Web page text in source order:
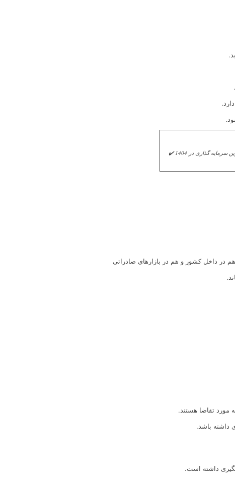
۱۰ خط تولیدی پرسود برای سرمایه‌گذاری در سال ۱۴۰۴ ✔️ سرمایه گذاری در خطوط تولیدی پر سود در سال 1404 ✔️ بهترین سرمایه گذاری در 1404 ✔️
در داخل کشور و هم در بازارهای صادراتی
مورد تقاضا هستند.
داشته باشد.
داشته است.